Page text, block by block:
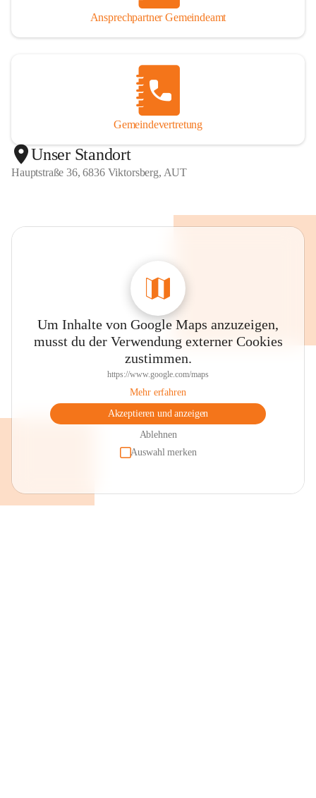
Ansprechpartner Gemeindeamt
Gemeindevertretung
Unser Standort
Hauptstraße 36, 6836 Viktorsberg, AUT
Um Inhalte von Google Maps anzuzeigen,
musst du der Verwendung externer Cookies
zustimmen.
https://www.google.com/maps
Mehr erfahren
Akzeptieren und anzeigen
Ablehnen
Auswahl merken